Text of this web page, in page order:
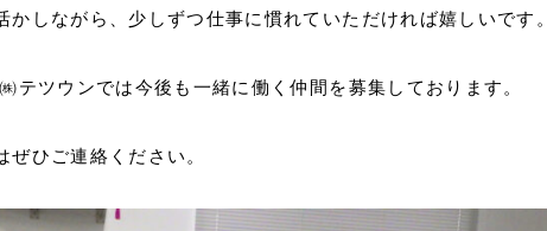
かしながら、少しずつ仕事に慣れていただければ嬉しいです。
テツウンでは今後も一緒に働く仲間を募集しております。
ぜひご連絡ください。